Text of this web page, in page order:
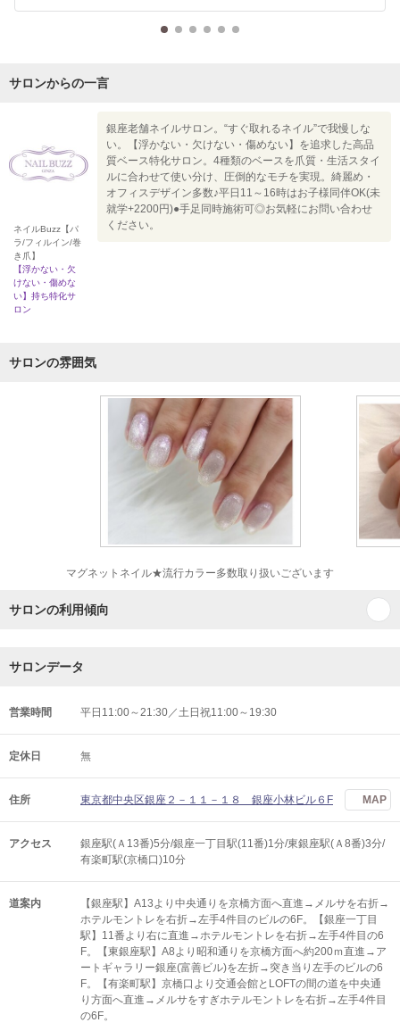
サロンからの一言
ネイルBuzz【パ
ラ/フィルイン/巻
き爪】
【浮かない・欠
けない・傷めな
い】持ち特化サ
ロン
銀座老舗ネイルサロン。“すぐ取れるネイル”で我慢しな
い。【浮かない・欠けない・傷めない】を追求した高品
質ベース特化サロン。4種類のベースを爪質・生活スタイ
ルに合わせて使い分け、圧倒的なモチを実現。綺麗め・
オフィスデザイン多数♪平日11～16時はお子様同伴OK(未
就学+2200円)●手足同時施術可◎お気軽にお問い合わせ
ください。
サロンの雰囲気
マグネットネイル★流行カラー多数取り扱いございます
サロンの利用傾向
サロンデータ
営業時間 平日11:00～21:30／土日祝11:00～19:30
定休日 無
住所 東京都中央区銀座２－１１－１８ 銀座小林ビル６F MAP
アクセス
銀座駅(Ａ13番)5分/銀座一丁目駅(11番)1分/東銀座駅(Ａ8番)3分/
有楽町駅(京橋口)10分
道案内
【銀座駅】A13より中央通りを京橋方面へ直進→メルサを右折→
ホテルモントレを右折→左手4件目のビルの6F。【銀座一丁目
駅】11番より右に直進→ホテルモントレを右折→左手4件目の6
F。【東銀座駅】A8より昭和通りを京橋方面へ約200ｍ直進→ア
ートギャラリー銀座(富善ビル)を左折→突き当り左手のビルの6
F。【有楽町駅】京橋口より交通会館とLOFTの間の道を中央通
り方面へ直進→メルサをすぎホテルモントレを右折→左手4件目
の6F。